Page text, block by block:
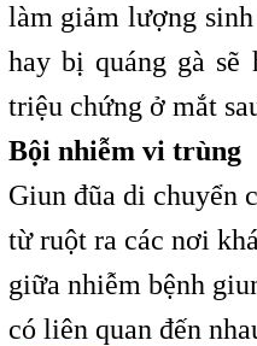
làm giảm lượng
hay bị quáng gà sẽ
triệu chứng ở mắt
Bội nhiễm vi trùng
Giun đũa di chuyển
từ ruột ra các nơi
giữa nhiễm bệnh
có liên quan đến